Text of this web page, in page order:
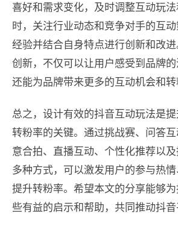
喜好和需求变化，及时调整互动玩
时，关注行业动态和竞争对手的互
经验并结合自身特点进行创新和改
创新，不仅可以让用户感受到品牌的
还能为品牌带来更多的互动机会和转
总之，设计有效的抖音互动玩法是
转粉率的关键。通过挑战赛、问答
意合拍、直播互动、个性化推荐以
多种方式，可以激发用户的参与热情
提升转粉率。希望本文的分享能够
些有益的启示和帮助，共同推动抖音